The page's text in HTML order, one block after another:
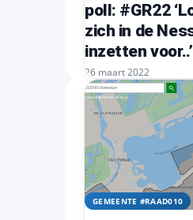
poll: #GR22
zich in de
inzetten
26 maart 2022
GEMEENTE #RAAD010